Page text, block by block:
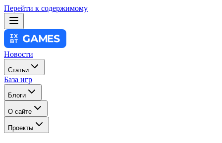
Перейти к содержимому
Новости
Статьи
База игр
Блоги
О сайте
Проекты